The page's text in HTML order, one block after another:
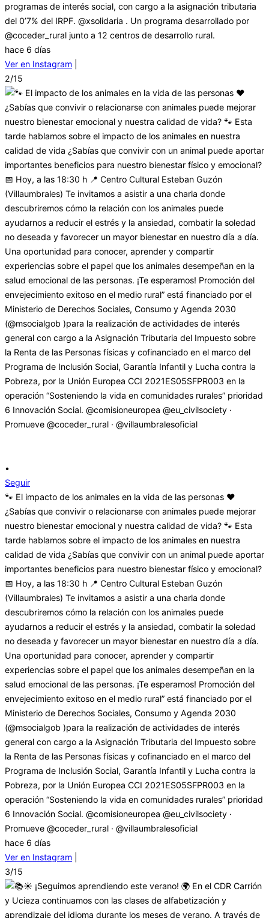
programas de interés social, con cargo a la asignación tributaria
del 0’7% del IRPF. @xsolidaria . Un programa desarrollado por
@coceder_rural junto a 12 centros de desarrollo rural.
hace 6 días
Ver en Instagram
2/15
•
Seguir
🐾 El impacto de los animales en la vida de las personas ❤️
¿Sabías que convivir o relacionarse con animales puede mejorar
nuestro bienestar emocional y nuestra calidad de vida? 🐾 Esta
tarde hablamos sobre el impacto de los animales en nuestra
calidad de vida ¿Sabías que convivir con un animal puede aportar
importantes beneficios para nuestro bienestar físico y emocional?
📅 Hoy, a las 18:30 h 📍 Centro Cultural Esteban Guzón
(Villaumbrales) Te invitamos a asistir a una charla donde
descubriremos cómo la relación con los animales puede
ayudarnos a reducir el estrés y la ansiedad, combatir la soledad
no deseada y favorecer un mayor bienestar en nuestro día a día.
Una oportunidad para conocer, aprender y compartir
experiencias sobre el papel que los animales desempeñan en la
salud emocional de las personas. ¡Te esperamos! Promoción del
envejecimiento exitoso en el medio rural” está financiado por el
Ministerio de Derechos Sociales, Consumo y Agenda 2030
(@msocialgob )para la realización de actividades de interés
general con cargo a la Asignación Tributaria del Impuesto sobre
la Renta de las Personas físicas y cofinanciado en el marco del
Programa de Inclusión Social, Garantía Infantil y Lucha contra la
Pobreza, por la Unión Europea CCI 2021ES05SFPR003 en la
operación “Sosteniendo la vida en comunidades rurales” prioridad
6 Innovación Social. @comisioneuropea @eu_civilsociety ·
Promueve @coceder_rural · @villaumbralesoficial
hace 6 días
Ver en Instagram
3/15